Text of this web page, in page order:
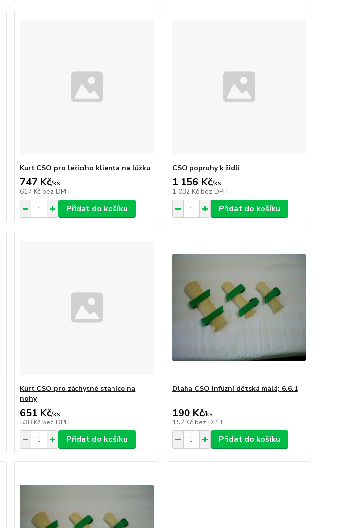
Kurt CSO pro ležícího klienta na lůžku
747 Kč/ks
617 Kč bez DPH
Přidat do košíku
CSO popruhy k židli
1 156 Kč/ks
1 032 Kč bez DPH
Přidat do košíku
Kurt CSO pro záchytné stanice na
nohy
651 Kč/ks
538 Kč bez DPH
Přidat do košíku
Dlaha CSO infúzní dětská malá; 6.6.1
190 Kč/ks
157 Kč bez DPH
Přidat do košíku